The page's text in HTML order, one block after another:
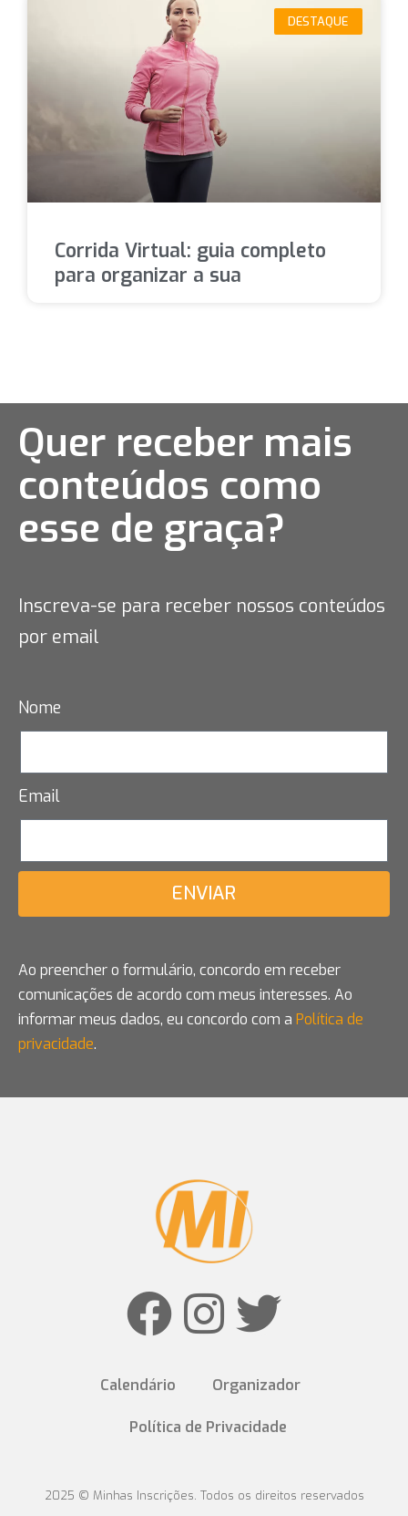
DESTAQUE
Corrida Virtual: guia completo
para organizar a sua
Quer receber mais
conteúdos como
esse de graça?
Inscreva-se para receber nossos conteúdos
por email
Nome
Email
ENVIAR
Ao preencher o formulário, concordo em receber
comunicações de acordo com meus interesses. Ao
informar meus dados, eu concordo com a Política de
privacidade.
Calendário Organizador
Política de Privacidade
2025 © Minhas Inscrições. Todos os direitos reservados